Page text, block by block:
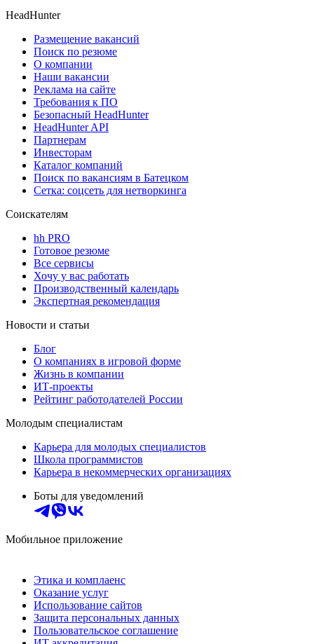
HeadHunter
Размещение вакансий
Поиск по резюме
О компании
Наши вакансии
Реклама на сайте
Требования к ПО
Безопасный HeadHunter
HeadHunter API
Партнерам
Инвесторам
Каталог компаний
Поиск по вакансиям в Батецком
Сетка: соцсеть для нетворкинга
Соискателям
hh PRO
Готовое резюме
Все сервисы
Хочу у вас работать
Производственный календарь
Экспертная рекомендация
Новости и статьи
Блог
О компаниях в игровой форме
Жизнь в компании
ИТ-проекты
Рейтинг работодателей России
Молодым специалистам
Карьера для молодых специалистов
Школа программистов
Карьера в некоммерческих организациях
Боты для уведомлений
Мобильное приложение
Этика и комплаенс
Оказание услуг
Использование сайтов
Защита персональных данных
Пользовательское соглашение